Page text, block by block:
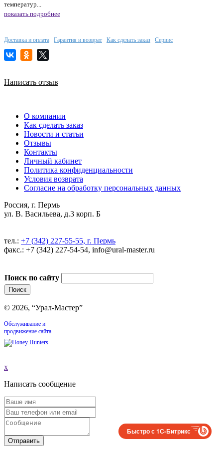
температур...
показать подробнее
Доставка и оплата Гарантия и возврат Как сделать заказ Сервис
Написать отзыв
О компании
Как сделать заказ
Новости и статьи
Отзывы
Контакты
Личный кабинет
Политика конфиденциальности
Условия возврата
Согласие на обработку персональных данных
Россия, г. Пермь
ул. В. Васильева, д.3 корп. Б
тел.: +7 (342) 227-55-55, г. Пермь
факс.: +7 (342) 227-54-54, info@ural-master.ru
Поиск по сайту
© 2026, “Урал-Мастер”
Обслуживание и
продвижение сайта
x
Написать сообщение
Отправить
Быстро с 1С-Битрикс